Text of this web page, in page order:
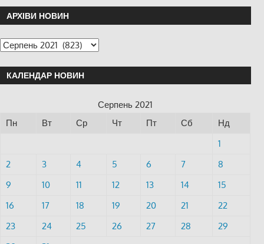
АРХІВИ НОВИН
КАЛЕНДАР НОВИН
Серпень 2021
Пн
Вт Ср Чт Пт Сб
Нд
1
2
3 4 5 6 7
8
9
10 11 12 13 14
15
16
17 18 19 20 21
22
23
24 25 26 27 28
29